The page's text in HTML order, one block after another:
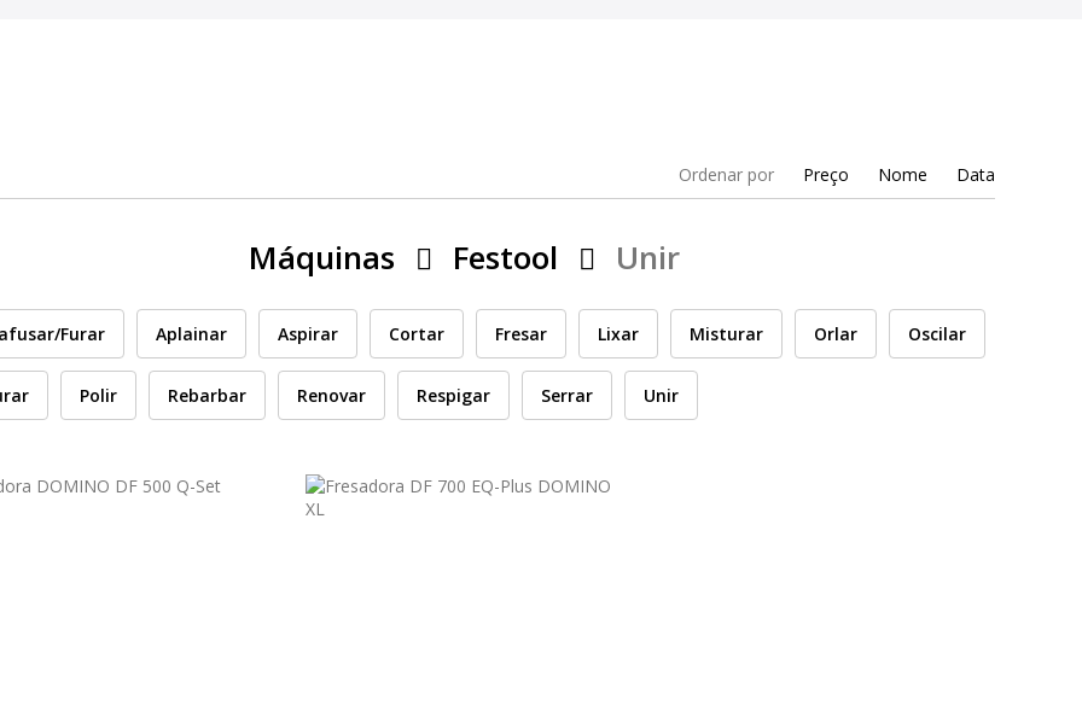
Ordenar por Preço Nome Data
Máquinas Festool Unir
Furar Aplainar Aspirar Cortar Fresar Lixar Misturar Orlar Oscilar
Polir Rebarbar Renovar Respigar Serrar Unir